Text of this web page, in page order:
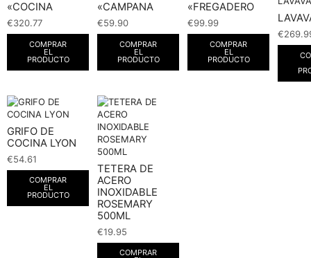
«COCINA
€320.77
COMPRAR
EL
PRODUCTO
«CAMPANA
€59.90
COMPRAR
EL
PRODUCTO
«FREGADERO
€99.99
COMPRAR
EL
PRODUCTO
€
GRIFO DE
COCINA LYON
€54.61
COMPRAR
EL
PRODUCTO
TETERA DE
ACERO
INOXIDABLE
ROSEMARY
500ML
€19.95
COMPRAR